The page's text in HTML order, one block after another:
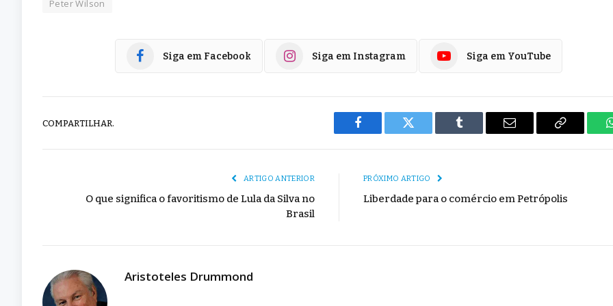
Peter Wilson
Siga em Facebook Siga em Instagram Siga em YouTube
COMPARTILHAR.
Facebook Twitter Tumblr
E-
Copiar
ARTIGO ANTERIOR
O que significa o favoritismo de Lula da Silva no
Brasil
PRÓXIMO ARTIGO
Liberdade para o comércio em Petrópolis
Aristoteles Drummond